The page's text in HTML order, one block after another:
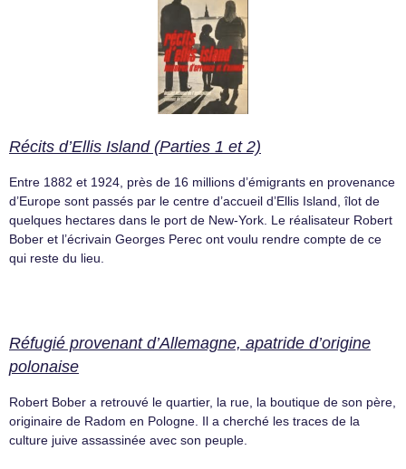
Récits d’Ellis Island (Parties 1 et 2)
Entre 1882 et 1924, près de 16 millions d’émigrants en provenance
d’Europe sont passés par le centre d’accueil d’Ellis Island, îlot de
quelques hectares dans le port de New-York. Le réalisateur Robert
Bober et l’écrivain Georges Perec ont voulu rendre compte de ce
qui reste du lieu.
Réfugié provenant d’Allemagne, apatride d’origine
polonaise
Robert Bober a retrouvé le quartier, la rue, la boutique de son père,
originaire de Radom en Pologne. Il a cherché les traces de la
culture juive assassinée avec son peuple.